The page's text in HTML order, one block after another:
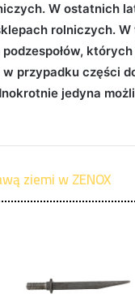
W ostatnich
rolniczych.
przypadku części
jedyna
ziemi w ZENOX